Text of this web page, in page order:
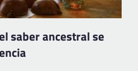
saber ancestral se